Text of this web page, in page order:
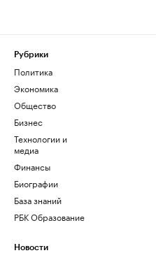
Рубрики
Политика
Экономика
Общество
Бизнес
Технологии и
медиа
Финансы
Биографии
База знаний
РБК Образование
Новости